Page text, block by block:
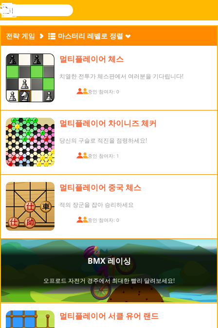
Novel
검
색
로그
메
뉴
전략 게임 마스터리 레벨로 정렬
멀티플레이어 체스
치열한 전투가 체스판에서 여러분을 기다립니다!
접속 중인 참여자: 0
멀티플레이어 차이니즈 체커
당신의 구슬로 적진을 점령하세요!
접속 중인 참여자: 1
멀티플레이어 중국 체스
적의 장군을 잡아 승리하세요
접속 중인 참여자: 0
멀티플레이어 서클 유어 랜드